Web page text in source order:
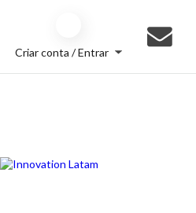
Criar conta / Entrar